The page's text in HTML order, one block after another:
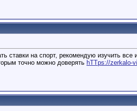
ставки на спорт, рекомендую изучить
точно можно доверять hTTps://zerkalo-